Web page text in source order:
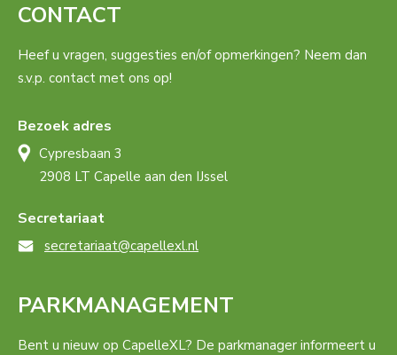
CONTACT
Heef u vragen, suggesties en/of opmerkingen? Neem dan
s.v.p. contact met ons op!
Bezoek adres
Cypresbaan 3
2908 LT Capelle aan den IJssel
Secretariaat
secretariaat@capellexl.nl
PARKMANAGEMENT
Bent u nieuw op CapelleXL? De parkmanager informeert u